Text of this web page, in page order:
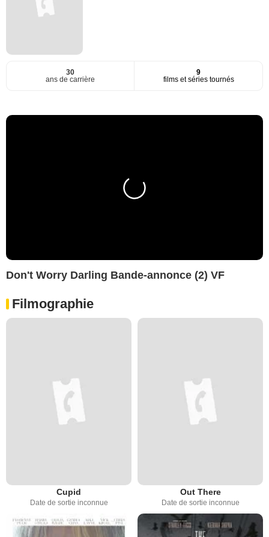
30
ans de carrière
9
films et séries tournés
Don't Worry Darling Bande-annonce (2) VF
Filmographie
Cupid
Date de sortie inconnue
Out There
Date de sortie inconnue